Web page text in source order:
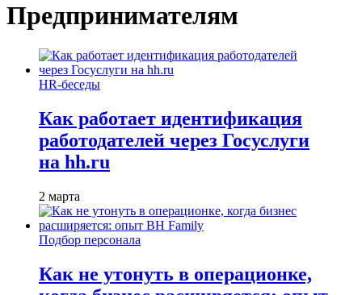
Предпринимателям
HR-беседы
Как работает идентификация
работодателей через Госуслуги
на hh.ru
2 марта
Подбор персонала
Как не утонуть в операционке,